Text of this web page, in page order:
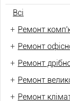
Всі
+ Ремонт
+ Ремонт
+ Ремонт
+ Ремонт
+ Ремонт